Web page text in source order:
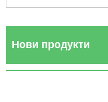
Нови продукти